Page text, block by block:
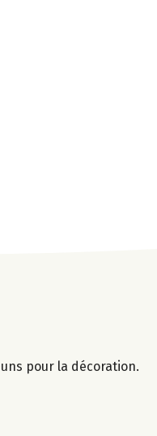
pour la décoration.